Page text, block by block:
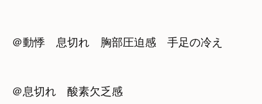
＠動悸　息切れ　胸部圧迫感　手足の冷え
＠息切れ　酸素欠乏感